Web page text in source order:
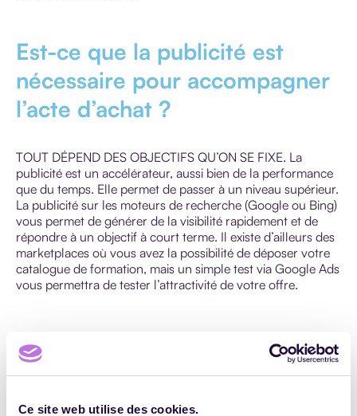
Ce site web utilise des cookies.
Est-ce que la publicité est
nécessaire pour accompagner
l’acte d’achat ?
TOUT DÉPEND DES OBJECTIFS QU’ON SE FIXE. La
publicité est un accélérateur, aussi bien de la performance
que du temps. Elle permet de passer à un niveau supérieur.
La publicité sur les moteurs de recherche (Google ou Bing)
vous permet de générer de la visibilité rapidement et de
répondre à un objectif à court terme. Il existe d’ailleurs des
marketplaces où vous avez la possibilité de déposer votre
catalogue de formation, mais un simple test via Google Ads
vous permettra de tester l’attractivité de votre offre.
Est-ce qu’une présence sur le
web en complément d’une
stratégie commerciale est